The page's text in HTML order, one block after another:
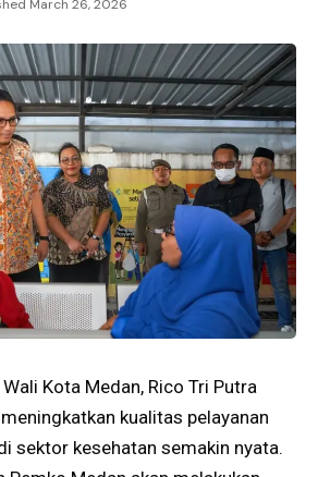
March 26, 2026
Kota Medan, Rico Tri Putra
kualitas pelayanan
sektor kesehatan semakin nyata.